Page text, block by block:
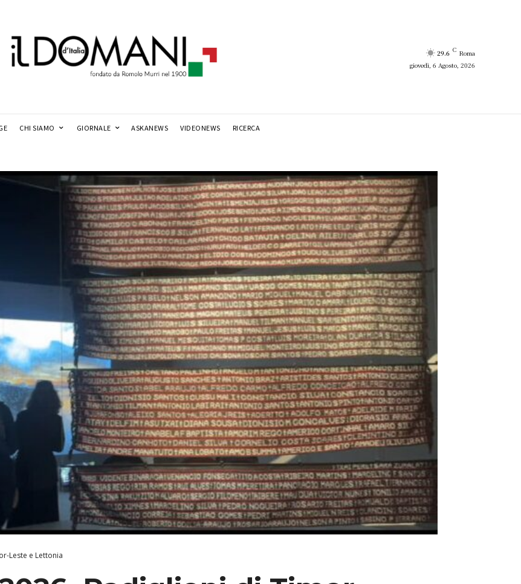
29.6 C Roma
giovedì, 6 Agosto, 2026
CHI SIAMO GIORNALE ASKANEWS VIDEONEWS RICERCA
Leste e Lettonia